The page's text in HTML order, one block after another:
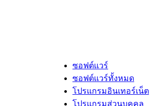
ซอฟต์แวร์
ซอฟต์แวร์ทั้งหมด
โปรแกรมอินเทอร์เน็ต
โปรแกรมส่วนบุคคล